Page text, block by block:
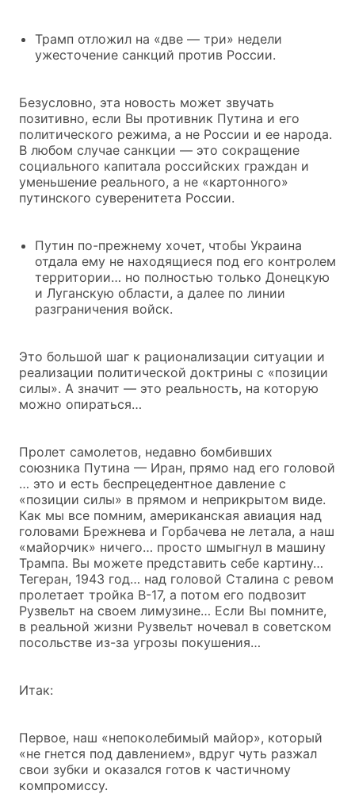
Трамп отложил на «две — три» недели
ужесточение санкций против России.
Безусловно, эта новость может звучать
позитивно, если Вы противник Путина и его
политического режима, а не России и ее народа.
В любом случае санкции — это сокращение
социального капитала российских граждан и
уменьшение реального, а не «картонного»
путинского суверенитета России.
Путин по-прежнему хочет, чтобы Украина
отдала ему не находящиеся под его контролем
территории… но полностью только Донецкую
и Луганскую области, а далее по линии
разграничения войск.
Это большой шаг к рационализации ситуации и
реализации политической доктрины с «позиции
силы». А значит — это реальность, на которую
можно опираться…
Пролет самолетов, недавно бомбивших
союзника Путина — Иран, прямо над его головой
… это и есть беспрецедентное давление с
«позиции силы» в прямом и неприкрытом виде.
Как мы все помним, американская авиация над
головами Брежнева и Горбачева не летала, а наш
«майорчик» ничего… просто шмыгнул в машину
Трампа. Вы можете представить себе картину…
Тегеран, 1943 год… над головой Сталина с ревом
пролетает тройка В-17, а потом его подвозит
Рузвельт на своем лимузине… Если Вы помните,
в реальной жизни Рузвельт ночевал в советском
посольстве из-за угрозы покушения…
Итак:
Первое, наш «непоколебимый майор», который
«не гнется под давлением», вдруг чуть разжал
свои зубки и оказался готов к частичному
компромиссу.